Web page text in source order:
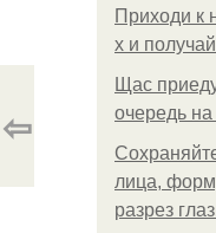
Приходи к
х и
Щас
очередь
лица,
разрез
⇦